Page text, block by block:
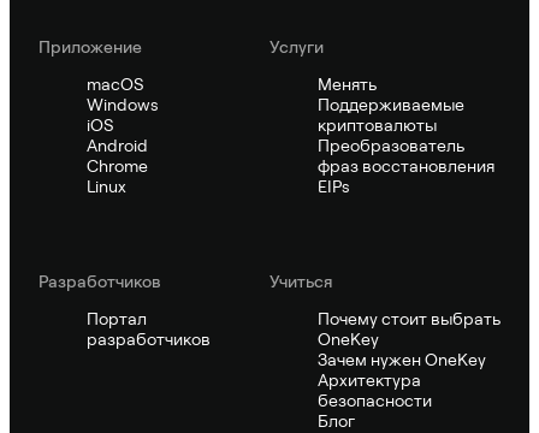
Приложение
macOS
Windows
iOS
Android
Chrome
Linux
Услуги
Менять
Поддерживаемые
криптовалюты
Преобразователь
фраз восстановления
EIPs
Pазработчиков
Портал
разработчиков
Учиться
Почему стоит выбрать
OneKey
Зачем нужен OneKey
Архитектура
безопасности
Блог